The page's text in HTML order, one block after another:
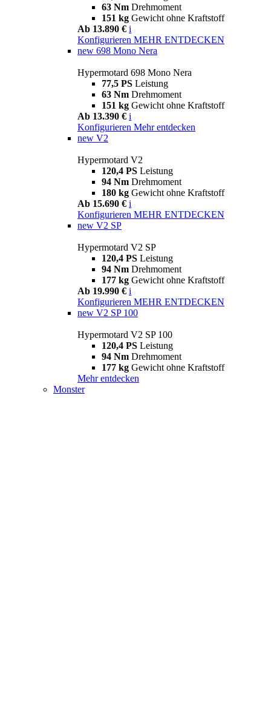
63 Nm Drehmoment
151 kg Gewicht ohne Kraftstoff
Ab 13.890 € i
Konfigurieren MEHR ENTDECKEN
new 698 Mono Nera
Hypermotard 698 Mono Nera
77,5 PS Leistung
63 Nm Drehmoment
151 kg Gewicht ohne Kraftstoff
Ab 13.390 € i
Konfigurieren Mehr entdecken
new V2
Hypermotard V2
120,4 PS Leistung
94 Nm Drehmoment
180 kg Gewicht ohne Kraftstoff
Ab 15.690 € i
Konfigurieren MEHR ENTDECKEN
new V2 SP
Hypermotard V2 SP
120,4 PS Leistung
94 Nm Drehmoment
177 kg Gewicht ohne Kraftstoff
Ab 19.990 € i
Konfigurieren MEHR ENTDECKEN
new V2 SP 100
Hypermotard V2 SP 100
120,4 PS Leistung
94 Nm Drehmoment
177 kg Gewicht ohne Kraftstoff
Mehr entdecken
Monster